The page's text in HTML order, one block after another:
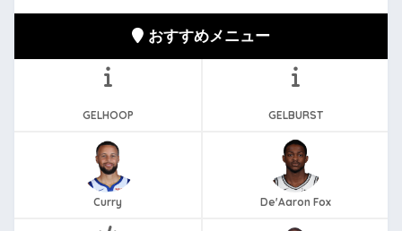
おすすめメニュー
GELHOOP GELBURST
Curry De'Aaron Fox